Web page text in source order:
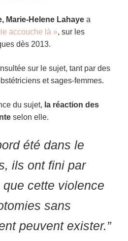
Marie-Helene Lahaye a
accouche là », sur les
dès 2013.
sur le sujet, tant par des
et sages-femmes.
du sujet, la réaction des
selon elle.
été dans le
ils ont fini par
cette violence
sans
peuvent exister.”